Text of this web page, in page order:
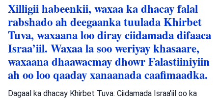
Xilligii habeenkii, waxaa ka dhacay falal
rabshado ah deegaanka tuulada Khirbet
Tuva, waxaana loo diray ciidamada difaaca
Israa’iil. Waxaa la soo weriyay khasaare,
waxaana dhaawacmay dhowr Falastiiniyiin
ah oo loo qaaday xanaanada caafimaadka.
Dagaal ka dhacay Khirbet Tuva: Ciidamada Israa'iil oo ka